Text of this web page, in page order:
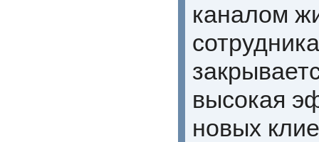
каналом
высокая
новых